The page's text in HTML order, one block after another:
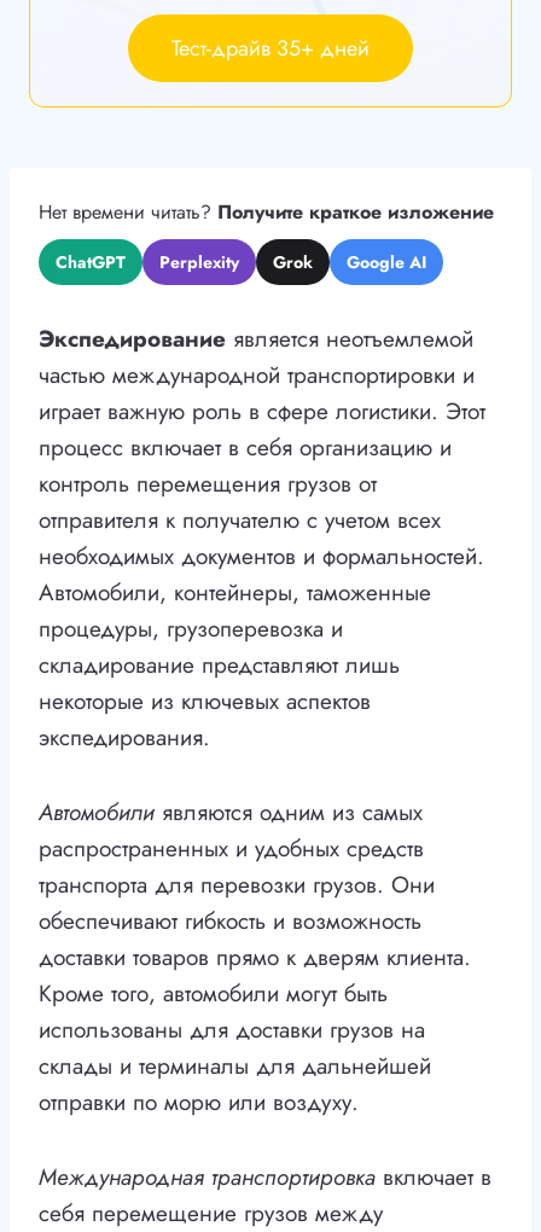
Тест-драйв 35+ дней
Нет времени читать? Получите краткое изложение
ChatGPT Perplexity Grok Google AI
Экспедирование является неотъемлемой
частью международной транспортировки и
играет важную роль в сфере логистики. Этот
процесс включает в себя организацию и
контроль перемещения грузов от
отправителя к получателю с учетом всех
необходимых документов и формальностей.
Автомобили, контейнеры, таможенные
процедуры, грузоперевозка и
складирование представляют лишь
некоторые из ключевых аспектов
экспедирования.
Автомобили являются одним из самых
распространенных и удобных средств
транспорта для перевозки грузов. Они
обеспечивают гибкость и возможность
доставки товаров прямо к дверям клиента.
Кроме того, автомобили могут быть
использованы для доставки грузов на
склады и терминалы для дальнейшей
отправки по морю или воздуху.
Международная транспортировка включает в
себя перемещение грузов между